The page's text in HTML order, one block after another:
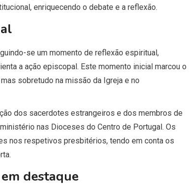
enriquecendo o debate e a reflexão.
se um momento de reflexão espiritual,
a ação episcopal. Este momento inicial marcou o
sobretudo na missão da Igreja e no
dos sacerdotes estrangeiros e dos membros de
nas Dioceses do Centro de Portugal. Os
nos respetivos presbitérios, tendo em conta os
destaque